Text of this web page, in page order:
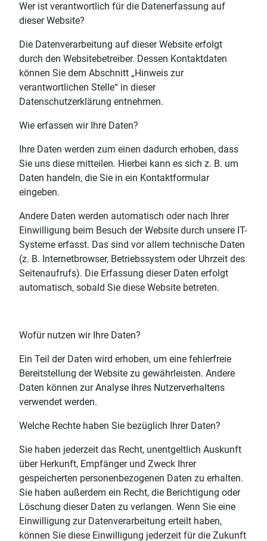
Wer ist verantwortlich für die Datenerfassung auf
dieser Website?
Die Datenverarbeitung auf dieser Website erfolgt
durch den Websitebetreiber. Dessen Kontaktdaten
können Sie dem Abschnitt „Hinweis zur
verantwortlichen Stelle“ in dieser
Datenschutzerklärung entnehmen.
Wie erfassen wir Ihre Daten?
Ihre Daten werden zum einen dadurch erhoben, dass
Sie uns diese mitteilen. Hierbei kann es sich z. B. um
Daten handeln, die Sie in ein Kontaktformular
eingeben.
Andere Daten werden automatisch oder nach Ihrer
Einwilligung beim Besuch der Website durch unsere IT-
Systeme erfasst. Das sind vor allem technische Daten
(z. B. Internetbrowser, Betriebssystem oder Uhrzeit des
Seitenaufrufs). Die Erfassung dieser Daten erfolgt
automatisch, sobald Sie diese Website betreten.
Wofür nutzen wir Ihre Daten?
Ein Teil der Daten wird erhoben, um eine fehlerfreie
Bereitstellung der Website zu gewährleisten. Andere
Daten können zur Analyse Ihres Nutzerverhaltens
verwendet werden.
Welche Rechte haben Sie bezüglich Ihrer Daten?
Sie haben jederzeit das Recht, unentgeltlich Auskunft
über Herkunft, Empfänger und Zweck Ihrer
gespeicherten personenbezogenen Daten zu erhalten.
Sie haben außerdem ein Recht, die Berichtigung oder
Löschung dieser Daten zu verlangen. Wenn Sie eine
Einwilligung zur Datenverarbeitung erteilt haben,
können Sie diese Einwilligung jederzeit für die Zukunft